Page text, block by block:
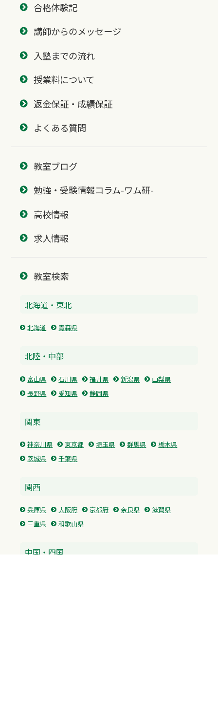
合格体験記
講師からのメッセージ
入塾までの流れ
授業料について
返金保証・成績保証
よくある質問
教室ブログ
勉強・受験情報コラム-ワム研-
高校情報
求人情報
教室検索
北海道・東北
北海道 青森県
北陸・中部
富山県 石川県 福井県 新潟県
山梨県
長野県
愛知県 静岡県
関東
神奈川県 東京都 埼玉県 群馬県
栃木県
茨城県
千葉県
関西
兵庫県 大阪府 京都府 奈良県
滋賀県
三重県
和歌山県
中国・四国